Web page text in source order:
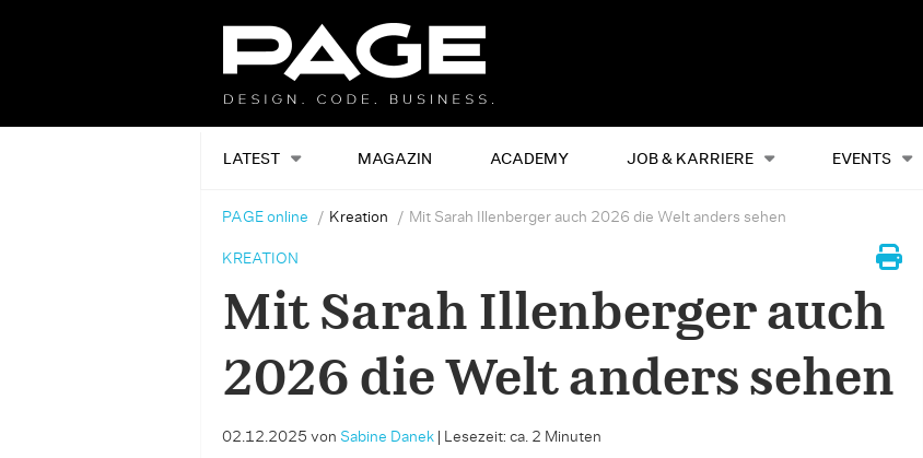
LATEST MAGAZIN ACADEMY JOB & KARRIERE EVENTS
Alles Events
PAGE online Kreation Mit Sarah Illenberger auch 2026 die Welt anders sehen
KREATION
Mit Sarah Illenberger auch
2026 die Welt anders sehen
02.12.2025 von Sabine Danek| Lesezeit: ca. 2 Minuten